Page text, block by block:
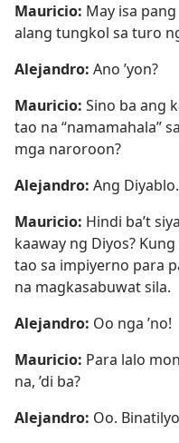
Mauricio: May isa
alang tungkol sa turo
Alejandro: Ano ’yon?
Mauricio: Sino ba ang
tao na “namamahala”
mga naroroon?
Alejandro: Ang Diyablo.
Mauricio: Hindi ba’t
kaaway ng Diyos?
tao sa impiyerno para
na magkasabuwat sila.
Alejandro: Oo nga ’no!
Mauricio: Para lalo
na, ’di ba?
Alejandro: Oo.